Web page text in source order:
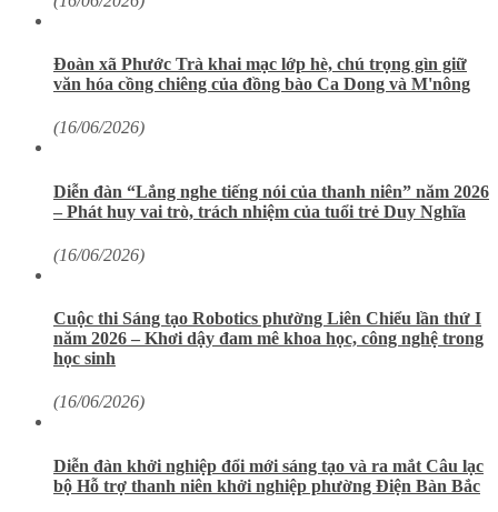
Đoàn xã Phước Trà khai mạc lớp hè, chú trọng gìn giữ
văn hóa cồng chiêng của đồng bào Ca Dong và M'nông
(16/06/2026)
Diễn đàn “Lắng nghe tiếng nói của thanh niên” năm 2026
– Phát huy vai trò, trách nhiệm của tuổi trẻ Duy Nghĩa
(16/06/2026)
Cuộc thi Sáng tạo Robotics phường Liên Chiểu lần thứ I
năm 2026 – Khơi dậy đam mê khoa học, công nghệ trong
học sinh
(16/06/2026)
Diễn đàn khởi nghiệp đổi mới sáng tạo và ra mắt Câu lạc
bộ Hỗ trợ thanh niên khởi nghiệp phường Điện Bàn Bắc